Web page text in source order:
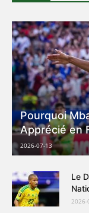
Pourquoi
Apprécié en
2026-07-13
Le
2026-